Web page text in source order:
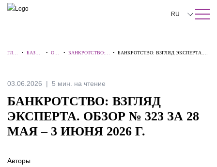
ПОИСК ПО САЙТУ Закрыть
RU
中文
Italiano
ГЛА
• БАЗА
• ОБЗ
• БАНКРОТСТВО:
•БАНКРОТСТВО: ВЗГЛЯД ЭКСПЕРТА.
03.06.2026 5 мин. на чтение
БАНКРОТСТВО: ВЗГЛЯД
ЭКСПЕРТА. ОБЗОР № 323 ЗА 28
МАЯ – 3 ИЮНЯ 2026 Г.
Авторы